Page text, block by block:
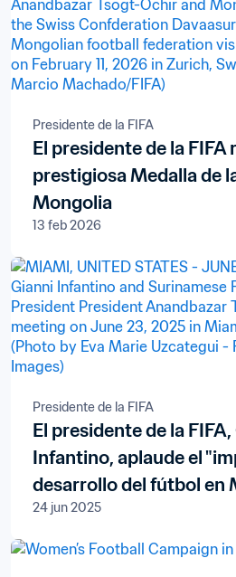
Presidente de la FIFA
El presidente de la FIFA
prestigiosa Medalla de
Mongolia
13 feb 2026
Presidente de la FIFA
El presidente de la
Infantino, aplaude el
desarrollo del fútbol en
24 jun 2025